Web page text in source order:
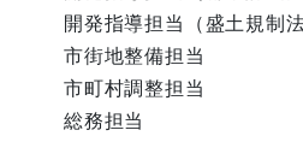
開発指導担当（盛土規制法
市街地整備担当
市町村調整担当
総務担当